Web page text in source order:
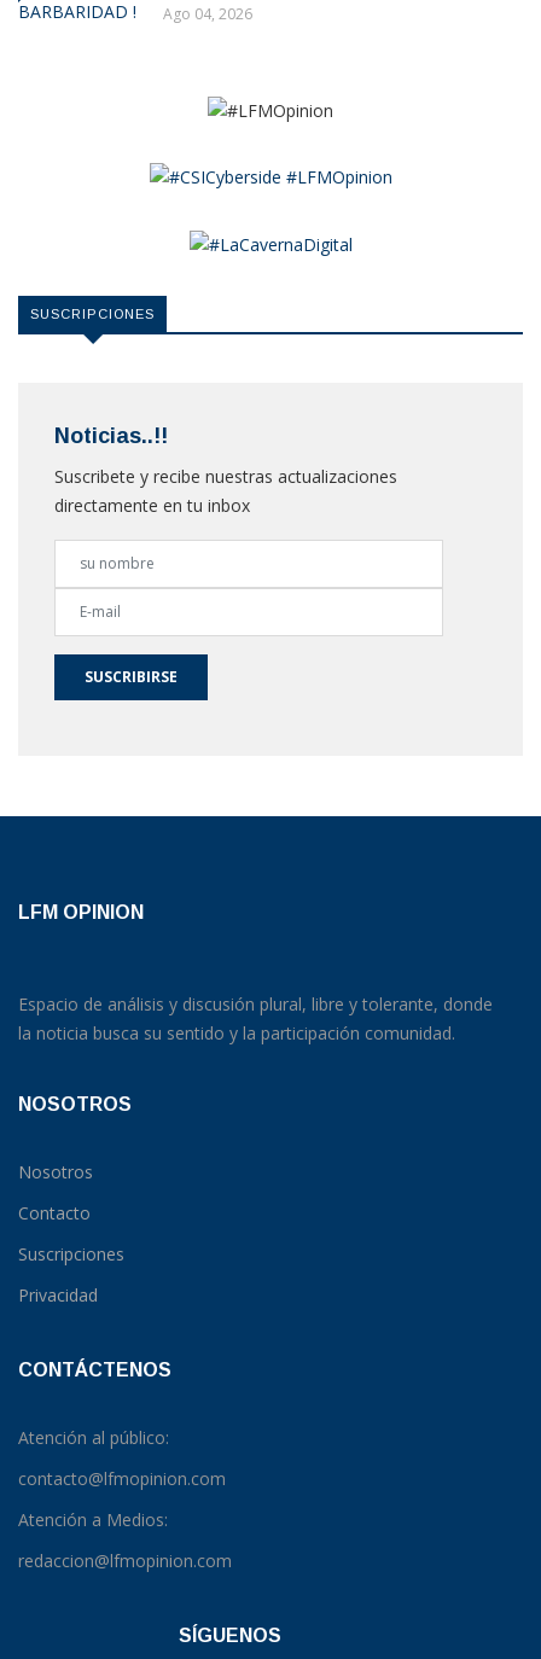
Ago 04, 2026
SUSCRIPCIONES
Noticias..!!
Suscribete y recibe nuestras actualizaciones
directamente en tu inbox
SUSCRIBIRSE
LFM OPINION
Espacio de análisis y discusión plural, libre y tolerante, donde
la noticia busca su sentido y la participación comunidad.
NOSOTROS
Nosotros
Contacto
Suscripciones
Privacidad
CONTÁCTENOS
Atención al público:
contacto@lfmopinion.com
Atención a Medios:
redaccion@lfmopinion.com
SÍGUENOS